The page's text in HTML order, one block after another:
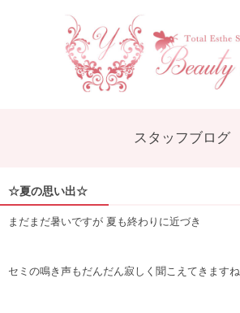
スタッフブログ
☆夏の思い出☆
まだまだ暑いですが 夏も終わりに近づき
セミの鳴き声もだんだん寂しく聞こえてきますね